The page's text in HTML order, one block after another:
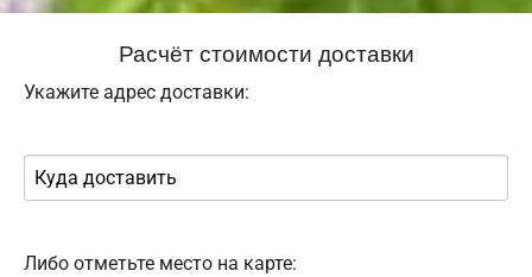
Расчёт стоимости доставки
Укажите адрес доставки:
Либо отметьте место на карте: